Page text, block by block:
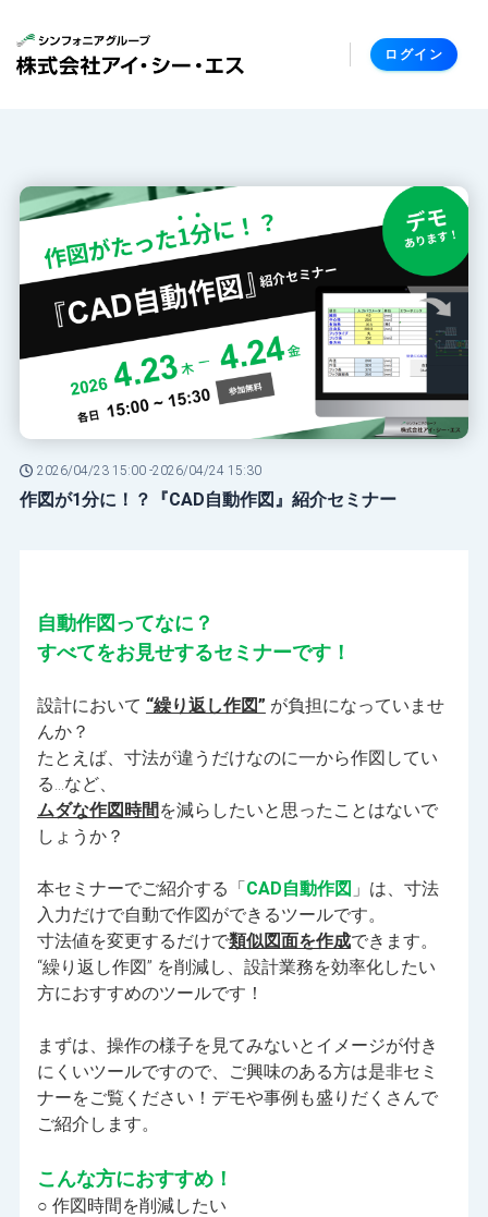
ログイン
2026/04/23 15:00 -2026/04/24 15:30
作図が1分に！？『CAD自動作図』紹介セミナー
自動作図ってなに？
すべてをお見せするセミナーです！
設計において “繰り返し作図” が負担になっていませ
んか？
たとえば、寸法が違うだけなのに一から作図してい
る…など、
ムダな作図時間 を減らしたいと思ったことはないで
しょうか？
本セミナーでご紹介する「CAD自動作図 」は、寸法
入力だけで自動で作図ができるツールです。
寸法値を変更するだけで類似図面を作成できます。
“繰り返し作図” を削減し、設計業務を効率化したい
方におすすめのツールです！
まずは、操作の様子を見てみないとイメージが付き
にくいツールですので、ご興味のある方は是非セミ
ナーをご覧ください！デモや事例も盛りだくさんで
ご紹介します。
こんな方におすすめ！
○ 作図時間を削減したい